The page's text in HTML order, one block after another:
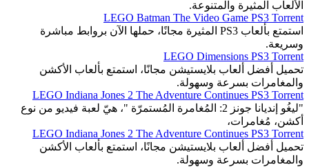
الألعاب المثيرة والمتنوعة.
LEGO Batman The Video Game PS3 Torrent
استمتع بألعاب PS3 المثيرة مجانًا، حملها الآن بروابط مباشرة
وسريعة.
LEGO Dimensions PS3 Torrent
تحميل أفضل ألعاب بلايستيشن مجانًا، استمتع بألعاب الأكشن
والمغامرات بسرعة وسهولة.
LEGO Indiana Jones 2 The Adventure Continues PS3 Torrent
"ليغُو إنديانا جونز 2: المُغامرة المُستمرّة "، هيّ لعبة فيديو من نوع
أكشن، مُغامرات،
LEGO Indiana Jones 2 The Adventure Continues PS3 Torrent
تحميل أفضل ألعاب بلايستيشن مجانًا، استمتع بألعاب الأكشن
والمغامرات بسرعة وسهولة.